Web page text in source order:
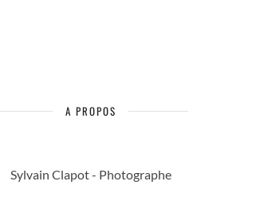
A PROPOS
Sylvain Clapot - Photographe